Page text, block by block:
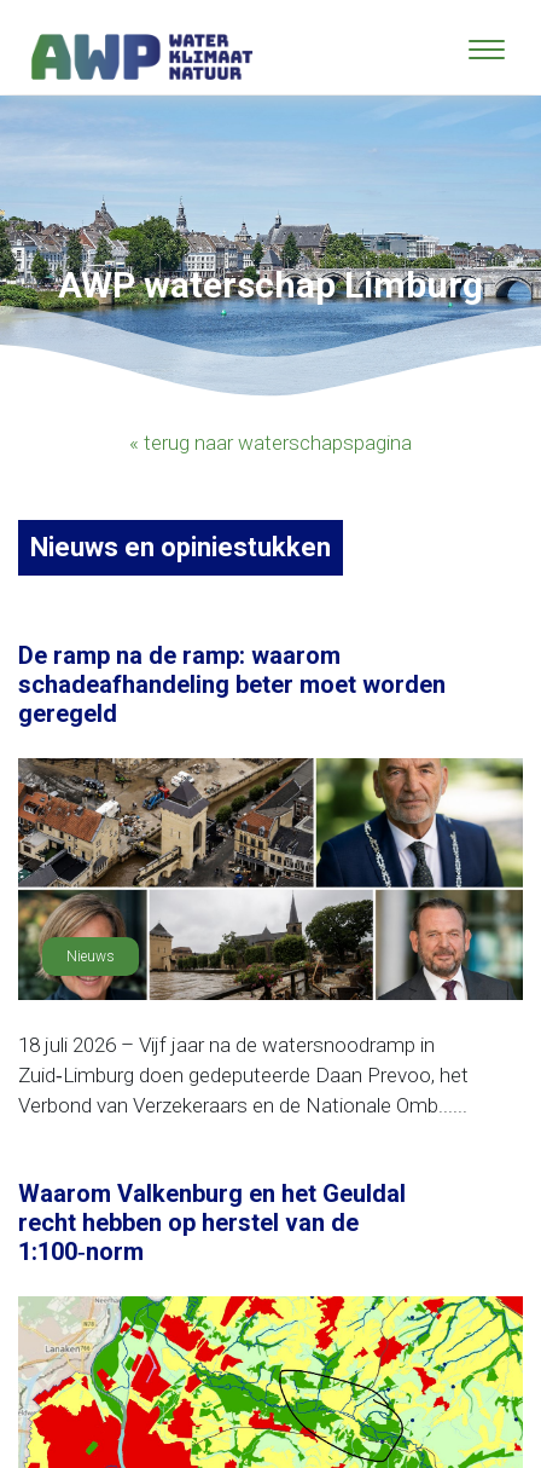
AWP waterschap Limburg
« terug naar waterschapspagina
Nieuws en opiniestukken
De ramp na de ramp: waarom
schadeafhandeling beter moet worden
geregeld
Nieuws
18 juli 2026 – Vijf jaar na de watersnoodramp in
Zuid‑Limburg doen gedeputeerde Daan Prevoo, het
Verbond van Verzekeraars en de Nationale Omb......
Waarom Valkenburg en het Geuldal
recht hebben op herstel van de
1:100‑norm